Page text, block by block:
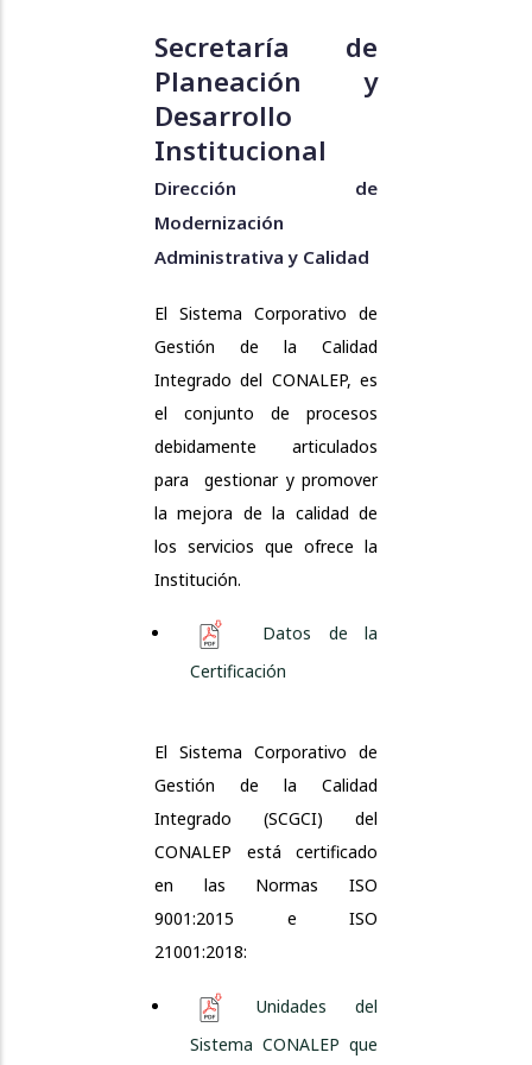
Secretaría de
Planeación y
Desarrollo
Institucional
Dirección de
Modernización
Administrativa y Calidad
El Sistema Corporativo de
Gestión de la Calidad
Integrado del CONALEP, es
el conjunto de procesos
debidamente articulados
para gestionar y promover
la mejora de la calidad de
los servicios que ofrece la
Institución.
Datos de la
Certificación
El Sistema Corporativo de
Gestión de la Calidad
Integrado (SCGCI) del
CONALEP está certificado
en las Normas ISO
9001:2015 e ISO
21001:2018:
Unidades del
Sistema CONALEP que